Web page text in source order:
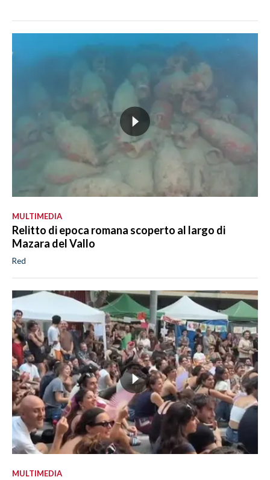
MULTIMEDIA
Relitto di epoca romana scoperto al largo di
Mazara del Vallo
Red
MULTIMEDIA